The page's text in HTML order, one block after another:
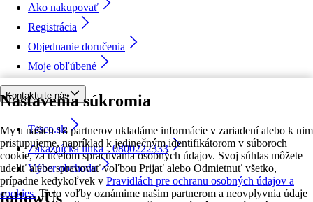
Nastavenia súkromia
My a našich 18 partnerov ukladáme informácie v zariadení alebo k nim
pristupujeme, napríklad k jedinečným identifikátorom v súboroch
cookie, za účelom spracúvania osobných údajov. Svoj súhlas môžete
udeliť alebo spravovať voľbou Prijať alebo Odmietnuť všetko,
prípadne kedykoľvek v Pravidlách pre ochranu osobných údajov a
cookies. Tieto voľby oznámime našim partnerom a neovplyvnia údaje
Ako nakupovať
Registrácia
Objednanie doručenia
Moje obľúbené
Kontaktujte nás
Tesco.sk
Zákaznícka linka - 0800222333
Výber obchodu
followUs